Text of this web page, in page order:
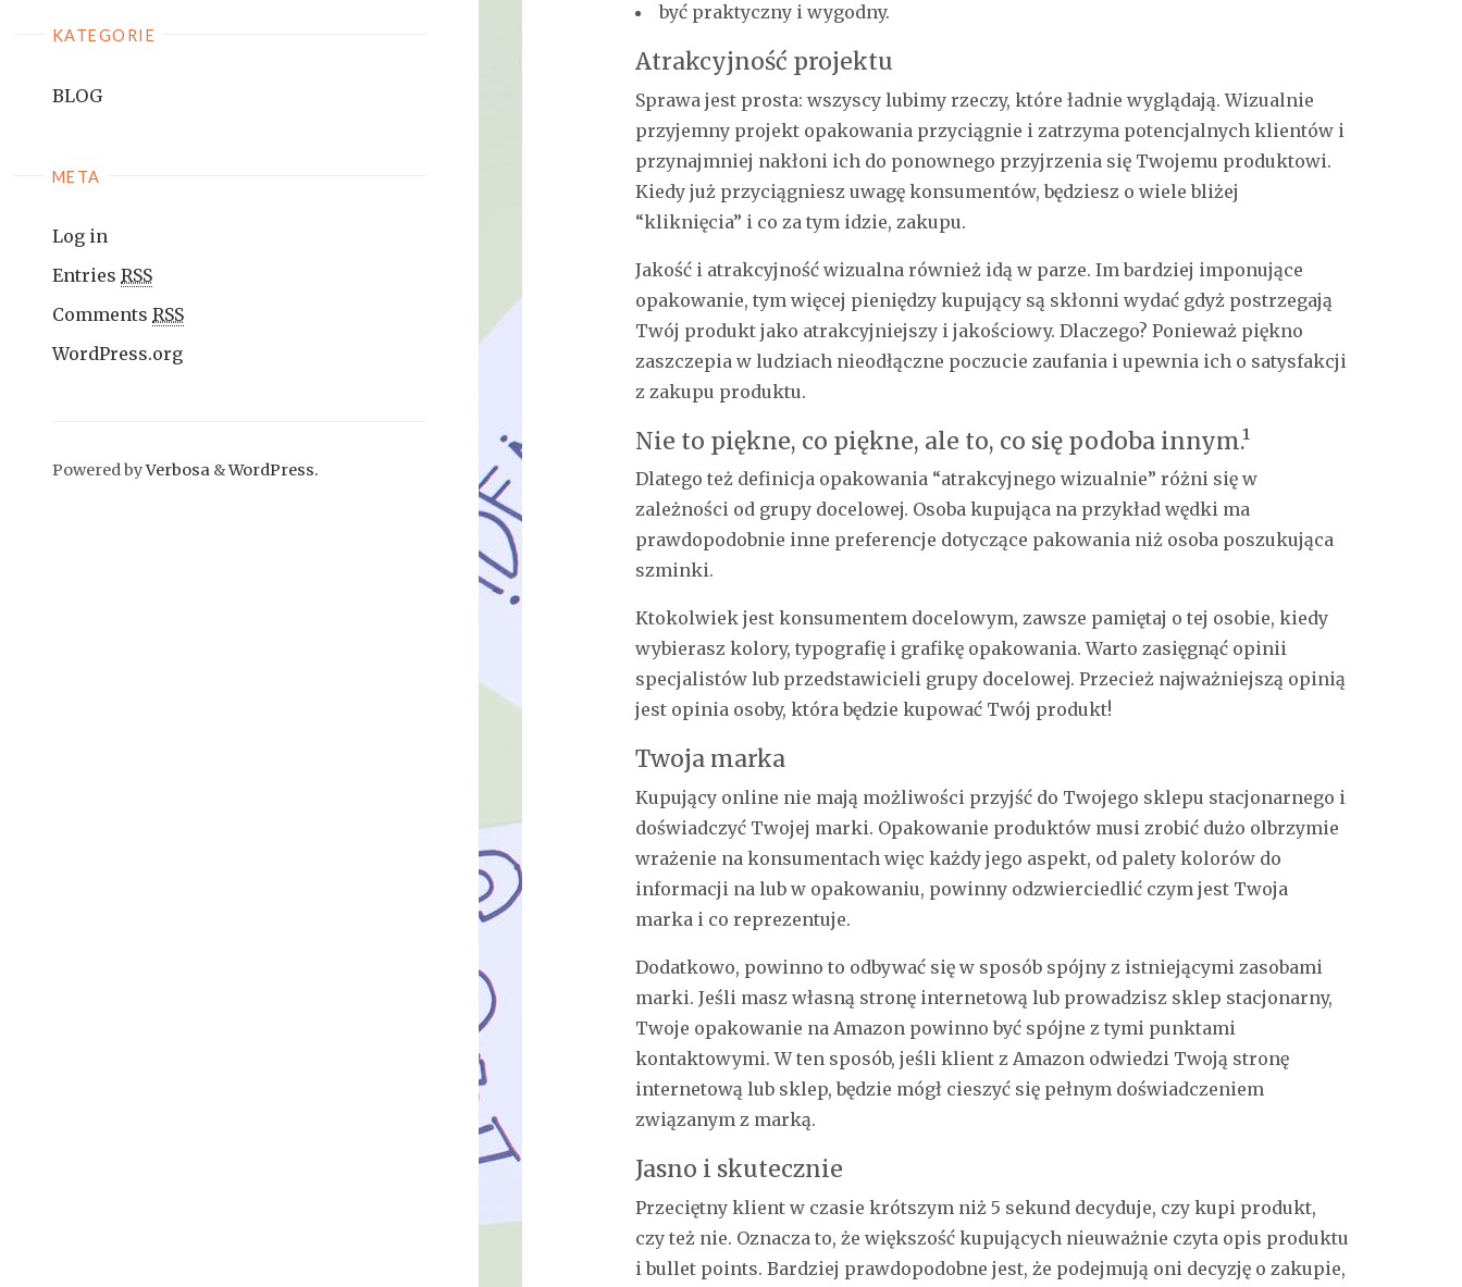
KATEGORIE
BLOG
META
Log in
Entries RSS
Comments RSS
WordPress.org
Powered byVerbosa &WordPress.
być praktyczny i wygodny.
Atrakcyjność projektu
Sprawa jest prosta: wszyscy lubimy rzeczy, które ładnie wyglądają. Wizualnie
przyjemny projekt opakowania przyciągnie i zatrzyma potencjalnych klientów i
przynajmniej nakłoni ich do ponownego przyjrzenia się Twojemu produktowi.
Kiedy już przyciągniesz uwagę konsumentów, będziesz o wiele bliżej
“kliknięcia” i co za tym idzie, zakupu.
Jakość i atrakcyjność wizualna również idą w parze. Im bardziej imponujące
opakowanie, tym więcej pieniędzy kupujący są skłonni wydać gdyż postrzegają
Twój produkt jako atrakcyjniejszy i jakościowy. Dlaczego? Ponieważ piękno
zaszczepia w ludziach nieodłączne poczucie zaufania i upewnia ich o satysfakcji
z zakupu produktu.
Nie to piękne, co piękne, ale to, co się podoba innym.¹
Dlatego też definicja opakowania “atrakcyjnego wizualnie” różni się w
zależności od grupy docelowej. Osoba kupująca na przykład wędki ma
prawdopodobnie inne preferencje dotyczące pakowania niż osoba poszukująca
szminki.
Ktokolwiek jest konsumentem docelowym, zawsze pamiętaj o tej osobie, kiedy
wybierasz kolory, typografię i grafikę opakowania. Warto zasięgnąć opinii
specjalistów lub przedstawicieli grupy docelowej. Przecież najważniejszą opinią
jest opinia osoby, która będzie kupować Twój produkt!
Twoja marka
Kupujący online nie mają możliwości przyjść do Twojego sklepu stacjonarnego i
doświadczyć Twojej marki. Opakowanie produktów musi zrobić dużo olbrzymie
wrażenie na konsumentach więc każdy jego aspekt, od palety kolorów do
informacji na lub w opakowaniu, powinny odzwierciedlić czym jest Twoja
marka i co reprezentuje.
Dodatkowo, powinno to odbywać się w sposób spójny z istniejącymi zasobami
marki. Jeśli masz własną stronę internetową lub prowadzisz sklep stacjonarny,
Twoje opakowanie na Amazon powinno być spójne z tymi punktami
kontaktowymi. W ten sposób, jeśli klient z Amazon odwiedzi Twoją stronę
internetową lub sklep, będzie mógł cieszyć się pełnym doświadczeniem
związanym z marką.
Jasno i skutecznie
Przeciętny klient w czasie krótszym niż 5 sekund decyduje, czy kupi produkt,
czy też nie. Oznacza to, że większość kupujących nieuważnie czyta opis produktu
i bullet points. Bardziej prawdopodobne jest, że podejmują oni decyzję o zakupie,